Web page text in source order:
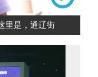
里是，通辽街